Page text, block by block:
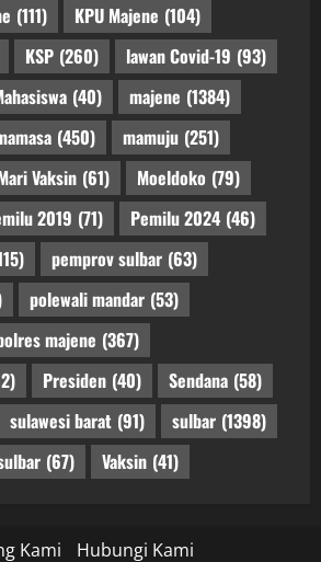
(111) KPU Majene (104)
KSP (260) lawan Covid-19 (93)
(40) majene (1384)
(450) mamuju (251)
Vaksin (61) Moeldoko (79)
2019 (71) Pemilu 2024 (46)
pemprov sulbar (63)
polewali mandar (53)
majene (367)
Presiden (40) Sendana (58)
sulawesi barat (91) sulbar (1398)
(67) Vaksin (41)
Kami
Hubungi Kami